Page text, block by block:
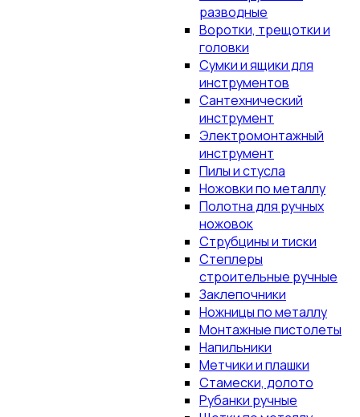
разводные
Воротки, трещотки и
головки
Сумки и ящики для
инструментов
Сантехнический
инструмент
Электромонтажный
инструмент
Пилы и стусла
Ножовки по металлу
Полотна для ручных
ножовок
Струбцины и тиски
Степлеры
строительные ручные
Заклепочники
Ножницы по металлу
Монтажные пистолеты
Напильники
Метчики и плашки
Стамески, долото
Рубанки ручные